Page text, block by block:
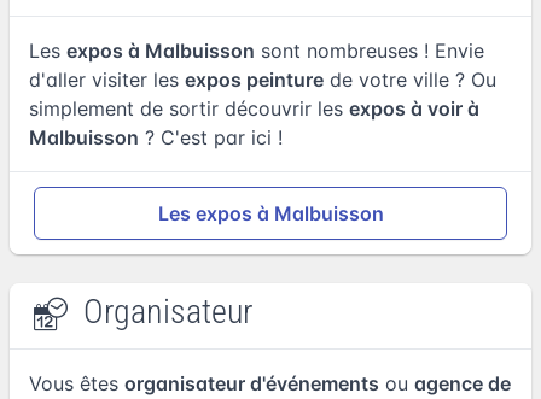
Les expos à Malbuisson sont nombreuses ! Envie
d'aller visiter les expos peinture de votre ville ? Ou
simplement de sortir découvrir les expos à voir à
Malbuisson ? C'est par ici !
Les expos à Malbuisson
Organisateur
Vous êtes organisateur d'événements ou agence de